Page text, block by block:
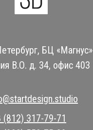
БЦ «Магнус»
В.О. д. 34, офис 403
(812) 317-79-71